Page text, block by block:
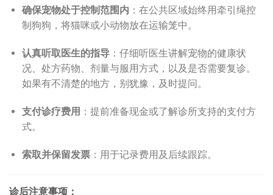
确保宠物处于控制范围内 ：在公共区域始终用牵引绳控
制狗狗，将猫咪或小动物放在运输笼中。
认真听取医生的指导：仔细听医生讲解宠物的健康状
况、处方药物、剂量与服用方式，以及是否需要复诊。
如果有不清楚的地方，别犹豫，及时提问。
支付诊疗费用 ：提前准备现金或了解诊所支持的支付方
式。
索取并保留发票：用于记录费用及后续跟踪。
诊后注意事项：